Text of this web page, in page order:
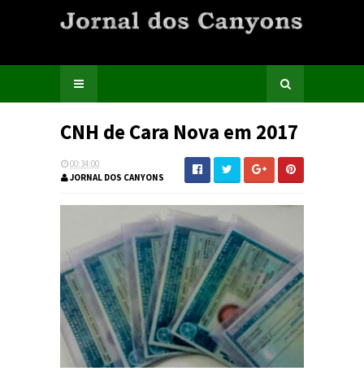
CNH de Cara Nova em 2017
00:34:00
JORNAL DOS CANYONS